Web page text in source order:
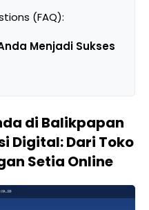
(FAQ):
Menjadi Sukses
di Balikpapan
Digital: Dari Toko
Setia Online